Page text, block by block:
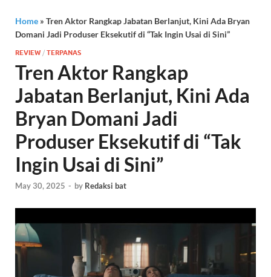
Home » Tren Aktor Rangkap Jabatan Berlanjut, Kini Ada Bryan
Domani Jadi Produser Eksekutif di “Tak Ingin Usai di Sini”
REVIEW / TERPANAS
Tren Aktor Rangkap
Jabatan Berlanjut, Kini Ada
Bryan Domani Jadi
Produser Eksekutif di “Tak
Ingin Usai di Sini”
May 30, 2025 - by Redaksi bat